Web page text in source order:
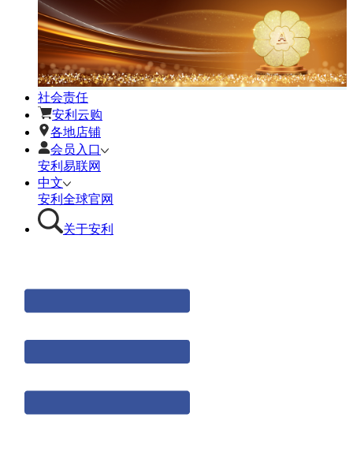
社会责任
安利云购
各地店铺
会员入口
安利易联网
中文
安利全球官网
关于安利